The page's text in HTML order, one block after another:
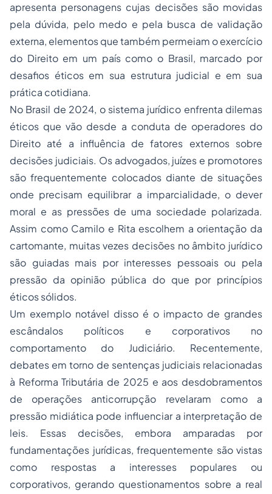
apresenta personagens cujas decisões são movidas
pela dúvida, pelo medo e pela busca de validação
externa, elementos que também permeiam o exercício
do Direito em um país como o Brasil, marcado por
desafios éticos em sua estrutura judicial e em sua
prática cotidiana.
No Brasil de 2024, o sistema jurídico enfrenta dilemas
éticos que vão desde a conduta de operadores do
Direito até a influência de fatores externos sobre
decisões judiciais. Os advogados, juízes e promotores
são frequentemente colocados diante de situações
onde precisam equilibrar a imparcialidade, o dever
moral e as pressões de uma sociedade polarizada.
Assim como Camilo e Rita escolhem a orientação da
cartomante, muitas vezes decisões no âmbito jurídico
são guiadas mais por interesses pessoais ou pela
pressão da opinião pública do que por princípios
éticos sólidos.
Um exemplo notável disso é o impacto de grandes
escândalos políticos e corporativos no
comportamento do Judiciário. Recentemente,
debates em torno de sentenças judiciais relacionadas
à Reforma Tributária de 2025 e aos desdobramentos
de operações anticorrupção revelaram como a
pressão midiática pode influenciar a interpretação de
leis. Essas decisões, embora amparadas por
fundamentações jurídicas, frequentemente são vistas
como respostas a interesses populares ou
corporativos, gerando questionamentos sobre a real